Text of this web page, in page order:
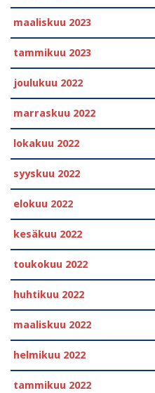
maaliskuu 2023
tammikuu 2023
joulukuu 2022
marraskuu 2022
lokakuu 2022
syyskuu 2022
elokuu 2022
kesäkuu 2022
toukokuu 2022
huhtikuu 2022
maaliskuu 2022
helmikuu 2022
tammikuu 2022